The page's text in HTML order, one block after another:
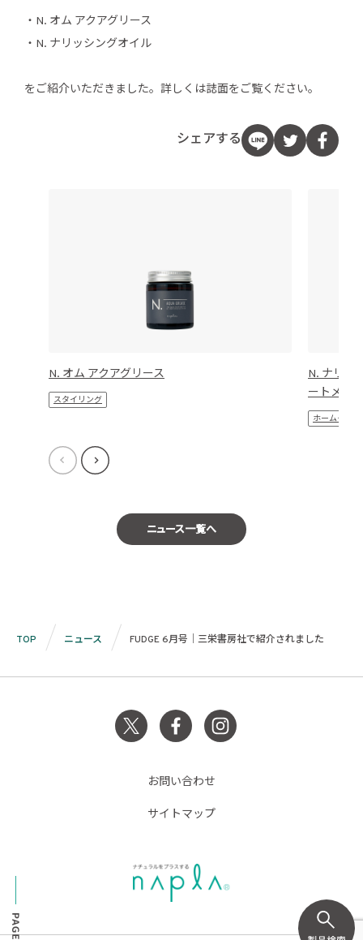
・N. オム アクアグリース
・N. ナリッシングオイル
をご紹介いただきました。詳しくは誌面をご覧ください。
シェアする
N. オム アクアグリース
スタイリング
N. ナリッ
ートメン
ホームケア
ニュース一覧へ
TOP ニュース FUDGE 6月号｜三栄書房社で紹介されました
お問い合わせ
サイトマップ